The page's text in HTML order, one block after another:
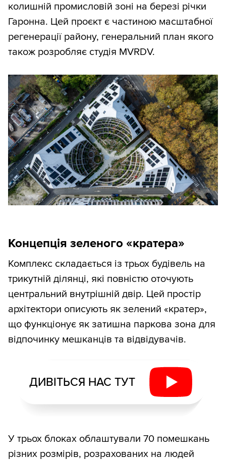
колишній промисловій зоні на березі річки
Гаронна. Цей проєкт є частиною масштабної
регенерації району, генеральний план якого
також розробляє студія MVRDV.
Концепція зеленого «кратера»
Комплекс складається із трьох будівель на
трикутній ділянці, які повністю оточують
центральний внутрішній двір. Цей простір
архітектори описують як зелений «кратер»,
що функціонує як затишна паркова зона для
відпочинку мешканців та відвідувачів.
ДИВІТЬСЯ НАС ТУТ
У трьох блоках облаштували 70 помешкань
різних розмірів, розрахованих на людей